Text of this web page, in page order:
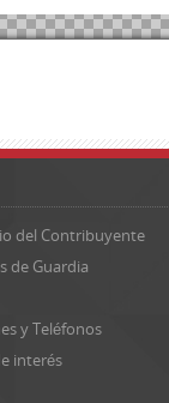
del Contribuyente
de Guardia
y Teléfonos
interés